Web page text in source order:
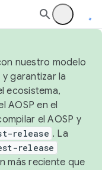
nuestro modelo
garantizar la
ecosistema,
AOSP en el
el AOSP y
release . La
release
más reciente que